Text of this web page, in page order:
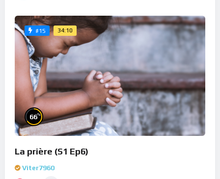
#15 34:10
66%
La prière (S1 Ep6)
Viter7960